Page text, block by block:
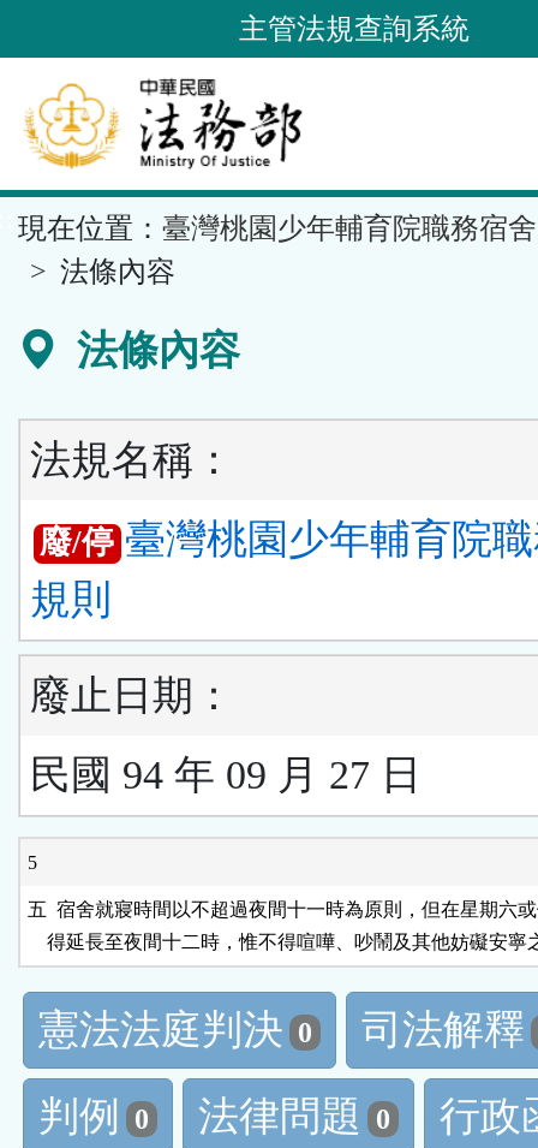
到
要
內
容
區
塊
主管法規查詢系統
現在位置： 臺灣桃園少年輔育院職務宿
法條內容
法條內容
法規名稱：
廢/停 臺灣桃園少年輔育院
規則
廢止日期：
民國 94 年 09 月 27 日
5
五  宿舍就寢時間以不超過夜間十一時為原則，但在星期六
憲法法庭判決 0
司法解釋
判例
0 法律問題 0
行政